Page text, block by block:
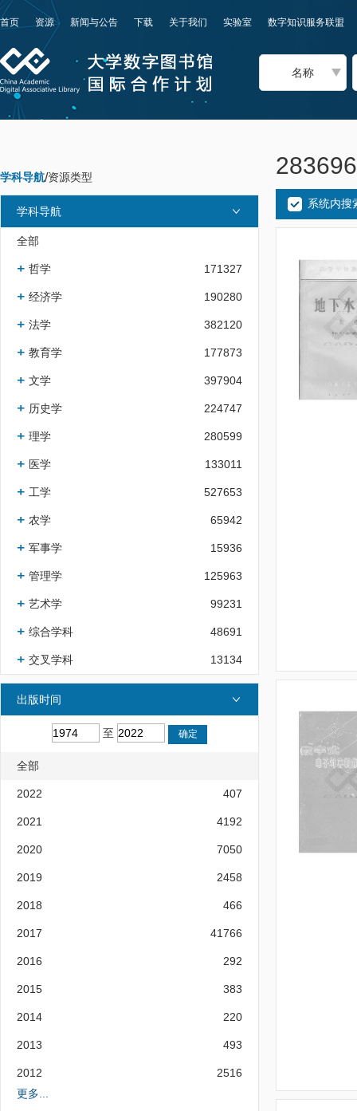
首页 资源 新闻与公告 下载 关于我们 实验室 数字知识服务联盟
名称
学科导航/资源类型
学科导航
全部
哲学 171327
经济学 190280
法学 382120
教育学 177873
文学 397904
历史学 224747
理学 280599
医学 133011
工学 527653
农学 65942
军事学 15936
管理学 125963
艺术学 99231
综合学科 48691
交叉学科 13134
出版时间
至
全部
2022 407
2021 4192
2020 7050
2019 2458
2018 466
2017 41766
2016 292
2015 383
2014 220
2013 493
2012
2516
更多...
系统内搜